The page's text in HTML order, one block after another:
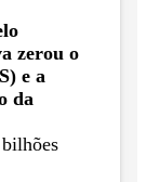
zerou o
e a
da